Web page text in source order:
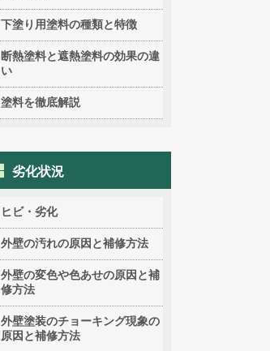
下塗り用塗料の種類と特徴
断熱塗料と遮熱塗料の効果の違
い
塗料を徹底解説
劣化状況
ヒビ・劣化
外壁の汚れの原因と補修方法
外壁の変色や色あせの原因と補
修方法
外壁塗装のチョーキング現象の
原因と補修方法